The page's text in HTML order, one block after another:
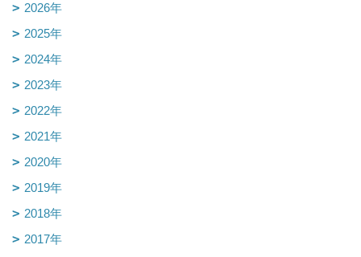
2026年
2025年
2024年
2023年
2022年
2021年
2020年
2019年
2018年
2017年